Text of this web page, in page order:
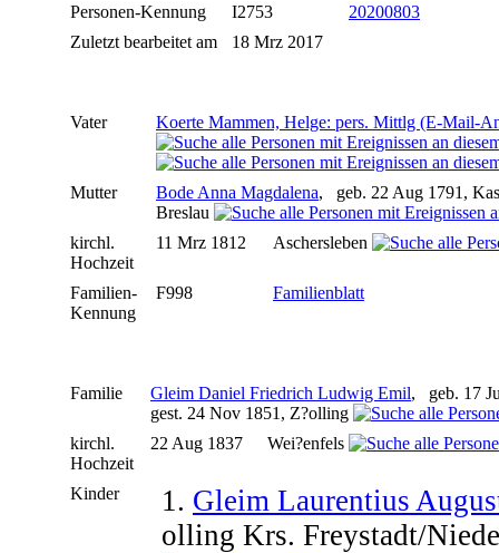
Personen-Kennung
I2753
20200803
Zuletzt bearbeitet am
18 Mrz 2017
Vater Koerte Mammen, Helge: pers. Mittlg (E-Mail-
Mutter Bode Anna Magdalena, geb. 22 Aug 1791,
Breslau
kirchl.
Hochzeit
11 Mrz 1812 Aschersleben
Familien-
Kennung
F998 Familienblatt
Familie Gleim Daniel Friedrich Ludwig Emil, geb. 17
gest. 24 Nov 1851, Z?olling
kirchl.
Hochzeit
22 Aug 1837 Wei?enfels
Kinder 1. Gleim Laurentius
olling Krs. Freystadt/